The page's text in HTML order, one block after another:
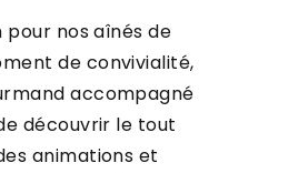
pour nos aînés de
de convivialité,
accompagné
découvrir le tout
animations et